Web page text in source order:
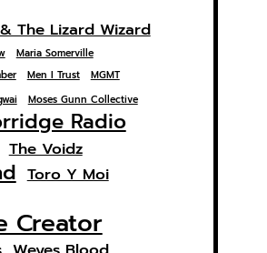
The Lizard Wizard
Maria Somerville
Men I Trust MGMT
Moses Gunn Collective
Radio
The Voidz
Toro Y Moi
Creator